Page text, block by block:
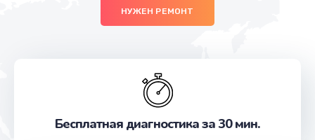
НУЖЕН РЕМОНТ
Бесплатная диагностика за 30 мин.